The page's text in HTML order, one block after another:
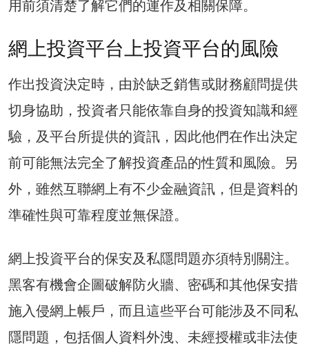
用前須清楚了解它們的運作及相關保障。
網上投資平台上投資平台的風險
作出投資決定時，由於缺乏銷售或財務顧問提供
切身協助，投資者只能依靠自身的投資知識和經
驗，及平台所提供的資訊，因此他們在作出決定
前可能無法完全了解投資產品的性質和風險。另
外，雖然互聯網上有不少金融資訊，但是資料的
準確性與可靠程度並無保證。
網上投資平台的保安及私隱問題亦須特別關注。
黑客有機會企圖破解防火牆、密碼和其他保安措
施入侵網上帳戶，而且這些平台可能涉及不同私
隱問題，包括個人資料外洩、未經授權或非法使